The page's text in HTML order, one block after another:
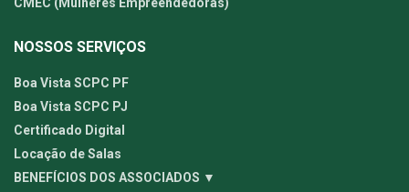
NOSSOS SERVIÇOS
Boa Vista SCPC PF
Boa Vista SCPC PJ
Certificado Digital
Locação de Salas
BENEFÍCIOS DOS ASSOCIADOS ▼